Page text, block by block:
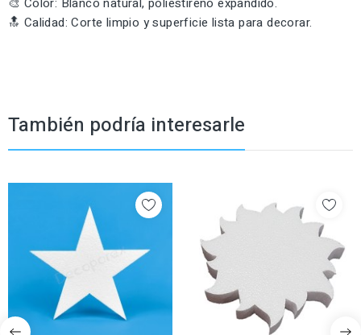
🔝 Calidad: Corte limpio y superficie lista para decorar.
También podría interesarle